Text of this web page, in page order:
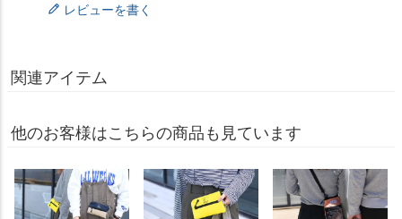
レビューを書く
関連アイテム
他のお客様はこちらの商品も見ています